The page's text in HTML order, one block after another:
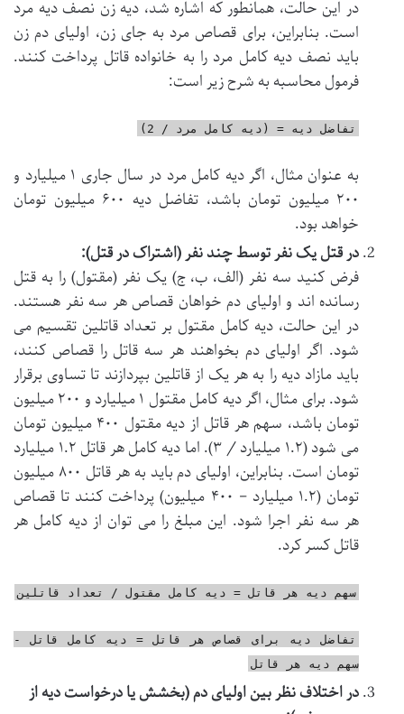
در این حالت، همانطور که اشاره شد، دیه زن نصف دیه مرد
است. بنابراین، برای قصاص مرد به جای زن، اولیای دم زن
باید نصف دیه کامل مرد را به خانواده قاتل پرداخت کنند.
فرمول محاسبه به شرح زیر است:
تفاضل دیه = (دیه کامل مرد / 2)
به عنوان مثال، اگر دیه کامل مرد در سال جاری ۱ میلیارد و
۲۰۰ میلیون تومان باشد، تفاضل دیه ۶۰۰ میلیون تومان
خواهد بود.
در قتل یک نفر توسط چند نفر (اشتراک در قتل):
فرض کنید سه نفر (الف، ب، ج) یک نفر (مقتول) را به قتل
رسانده اند و اولیای دم خواهان قصاص هر سه نفر هستند.
در این حالت، دیه کامل مقتول بر تعداد قاتلین تقسیم می
شود. اگر اولیای دم بخواهند هر سه قاتل را قصاص کنند،
باید مازاد دیه را به هر یک از قاتلین بپردازند تا تساوی برقرار
شود. برای مثال، اگر دیه کامل مقتول ۱ میلیارد و ۲۰۰ میلیون
تومان باشد، سهم هر قاتل از دیه مقتول ۴۰۰ میلیون تومان
می شود (۱.۲ میلیارد / ۳). اما دیه کامل هر قاتل ۱.۲ میلیارد
تومان است. بنابراین، اولیای دم باید به هر قاتل ۸۰۰ میلیون
تومان (۱.۲ میلیارد – ۴۰۰ میلیون) پرداخت کنند تا قصاص
هر سه نفر اجرا شود. این مبلغ را می توان از دیه کامل هر
قاتل کسر کرد.
سهم دیه هر قاتل = دیه کامل مقتول / تعداد قاتلین
تفاضل دیه برای قصاص هر قاتل = دیه کامل قاتل -
سهم دیه هر قاتل
در اختلاف نظر بین اولیای دم (بخشش یا درخواست دیه از